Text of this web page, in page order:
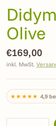
Olive
€169,00
inkl. MwSt.
★★★★★ 4,9